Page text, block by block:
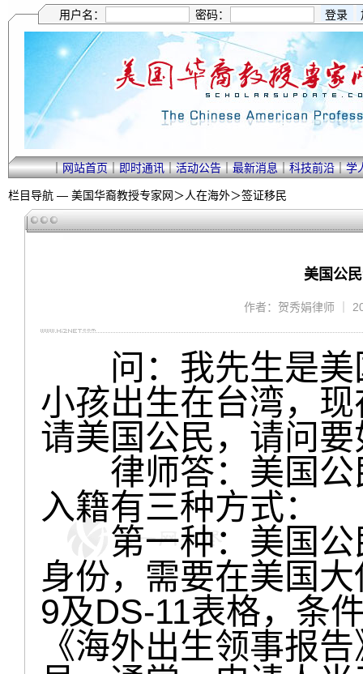
用户名： 密码：
｜网站首页｜即时通讯｜活动公告｜最新消息｜科技前沿｜学
栏目导航 — 美国华裔教授专家网＞人在海外＞签证移民
美国公
作者：贺秀娟律师 ｜
问：我先生是美
小孩出生在台湾，
请美国公民，请问
律师答：美国公
入籍有三种方式：
第一种：美国公
身份，需要在美国
9及DS-11表格，条
《海外出生领事报